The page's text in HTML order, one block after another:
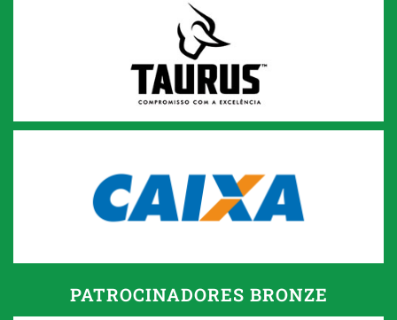
PATROCINADORES BRONZE